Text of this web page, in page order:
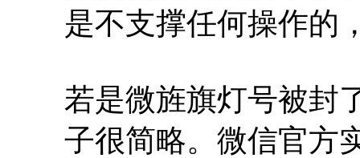
是不支撑任何操作的
若是微旌旗灯号被封
子很简略。微信官方